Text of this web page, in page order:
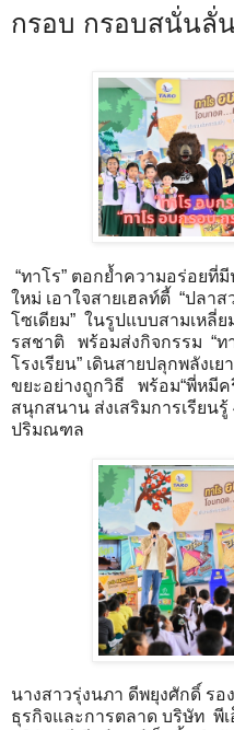
กรอบ กรอบสนั่นลั่น
“ทาโร” ตอกย้ำความอร่อยที่
ใหม่ เอาใจสายเฮลท์ตี้ “ปลา
โซเดียม” ในรูปแบบสามเหลี่
รสชาติ พร้อมส่งกิจกรรม “
โรงเรียน” เดินสายปลุกพลังเ
ขยะอย่างถูกวิธี พร้อม“พี่หมี
สนุกสนาน ส่งเสริมการเรียนรู้
ปริมณฑล
นางสาวรุ่งนภา ดีพยุงศักดิ์ ร
ธุรกิจและการตลาด บริษัท พีเ